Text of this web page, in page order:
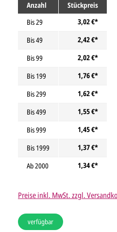
Anzahl
Stückpreis
Bis29
3,02 €*
Bis49
2,42 €*
Bis99
2,02 €*
Bis 199
1,76 €*
Bis299
1,62 €*
Bis499
1,55 €*
Bis999
1,45 €*
Bis 1999
1,37 €*
Ab2000 1,34 €*
Preise inkl. MwSt. zzgl.
verfügbar